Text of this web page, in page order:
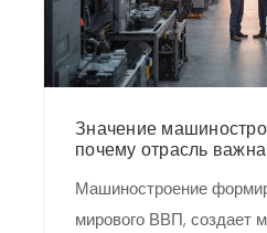
Значение
почему отрасль важна
Машиностроение
мирового ВВП, создает